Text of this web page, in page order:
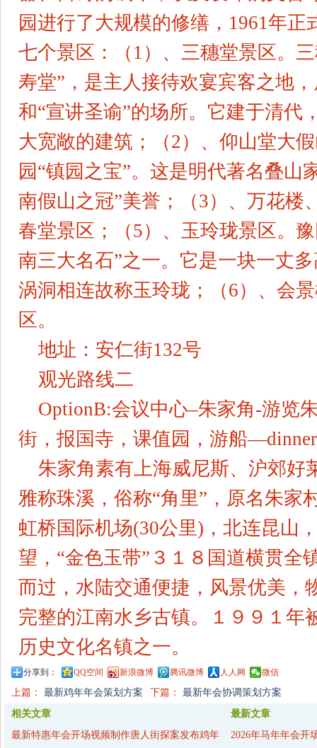
园进行了大规模的修缮，1961年
七个景区：（1）、三穗堂景区。
寿堂”，是主人接待欢宴宾客之地
和“宣讲圣谕”的场所。它建于清代
大宽敞的建筑；（2）、仰山堂大
园“镇园之宝”。这是明代著名叠山
南假山之冠”美誉；（3）、万花楼
春堂景区；（5）、玉玲珑景区。
南三大名石”之一。它是一块一丈
涡洞相连故称玉玲珑；（6）、会
区。
地址：安仁街132号
观光路线二
OptionB:会议中心–朱家角-游览
街，报国寺，课值园，游船
朱家角素有上海威尼斯、沪郊好
雅称珠溪，俗称“角里”，原名朱家
虹桥国际机场(30公里)，北连昆山
望，“金色玉带”３１８国道横贯全
而过，水陆交通便捷，风景优美，
完整的江南水乡古镇。１９９１年
历史文化名镇之一。
分享到： QQ空间 新浪微博 腾讯微博 人人网 微信
上篇： 最新鸡年年会策划方案 下篇： 最新年会协调策划方案
相关文章
最新文章
最新特惠年会开场视频制作唐人街探案发布鸡年
2026年马年年会开